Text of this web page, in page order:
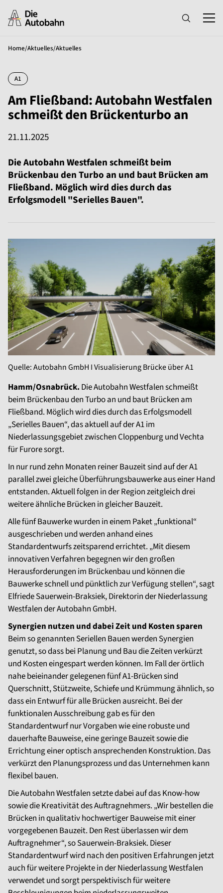
Home/Aktuelles/Aktuelles
A1
Am Fließband: Autobahn Westfalen
schmeißt den Brückenturbo an
21.11.2025
Die Autobahn Westfalen schmeißt beim
Brückenbau den Turbo an und baut Brücken am
Fließband. Möglich wird dies durch das
Erfolgsmodell "Serielles Bauen".
Quelle: Autobahn GmbH I Visualisierung Brücke über A1
Hamm/Osnabrück. Die Autobahn Westfalen schmeißt
beim Brückenbau den Turbo an und baut Brücken am
Fließband. Möglich wird dies durch das Erfolgsmodell
„Serielles Bauen“, das aktuell auf der A1 im
Niederlassungsgebiet zwischen Cloppenburg und Vechta
für Furore sorgt.
In nur rund zehn Monaten reiner Bauzeit sind auf der A1
parallel zwei gleiche Überführungsbauwerke aus einer Hand
entstanden. Aktuell folgen in der Region zeitgleich drei
weitere ähnliche Brücken in gleicher Bauzeit.
Alle fünf Bauwerke wurden in einem Paket „funktional“
ausgeschrieben und werden anhand eines
Standardentwurfs zeitsparend errichtet. „Mit diesem
innovativen Verfahren begegnen wir den großen
Herausforderungen im Brückenbau und können die
Bauwerke schnell und pünktlich zur Verfügung stellen“, sagt
Elfriede Sauerwein-Braksiek, Direktorin der Niederlassung
Westfalen der Autobahn GmbH.
Synergien nutzen und dabei Zeit und Kosten sparen
Beim so genannten Seriellen Bauen werden Synergien
genutzt, so dass bei Planung und Bau die Zeiten verkürzt
und Kosten eingespart werden können. Im Fall der örtlich
nahe beieinander gelegenen fünf A1-Brücken sind
Querschnitt, Stützweite, Schiefe und Krümmung ähnlich, so
dass ein Entwurf für alle Brücken ausreicht. Bei der
funktionalen Ausschreibung gab es für den
Standardentwurf nur Vorgaben wie eine robuste und
dauerhafte Bauweise, eine geringe Bauzeit sowie die
Errichtung einer optisch ansprechenden Konstruktion. Das
verkürzt den Planungsprozess und das Unternehmen kann
flexibel bauen.
Die Autobahn Westfalen setzte dabei auf das Know-how
sowie die Kreativität des Auftragnehmers. „Wir bestellen die
Brücken in qualitativ hochwertiger Bauweise mit einer
vorgegebenen Bauzeit. Den Rest überlassen wir dem
Auftragnehmer“, so Sauerwein-Braksiek. Dieser
Standardentwurf wird nach den positiven Erfahrungen jetzt
auch für weitere Projekte in der Niederlassung Westfalen
verwendet und sorgt perspektivisch für weitere